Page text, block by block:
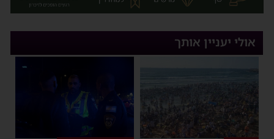
אולי יעניין אותך